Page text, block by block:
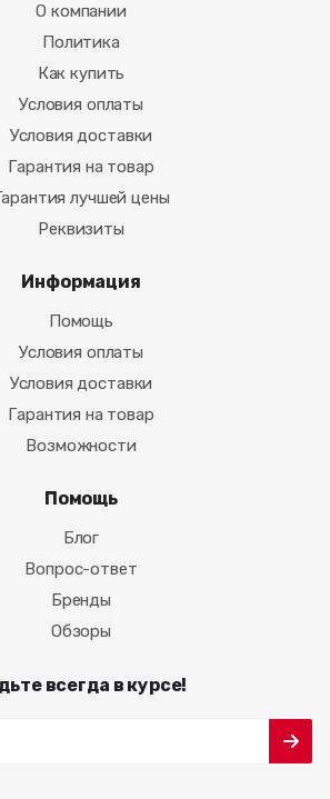
О компании
Политика
Как купить
Условия оплаты
Условия доставки
Гарантия на товар
лучшей цены
Реквизиты
Информация
Помощь
Условия оплаты
Условия доставки
Гарантия на товар
Возможности
Помощь
Блог
Вопрос-ответ
Бренды
Обзоры
всегда в курсе!